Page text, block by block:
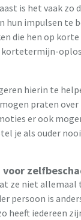
is het vaak zo
hun impulsen te
die hen op
kortetermijn-
hierin te
praten
er ook
je als ouder
ze niet allemaal
persoon is
heeft iedereen